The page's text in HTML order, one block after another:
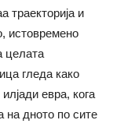
и
истовремено
целата
гледа како
евра, кога
на дното по сите